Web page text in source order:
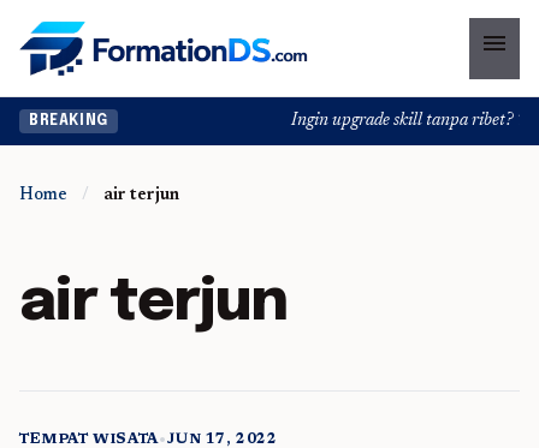
menu
BREAKING Ingin upgrade skill tanpa ribet?
Home / air terjun
air terjun
TEMPAT WISATA•JUN 17, 2022